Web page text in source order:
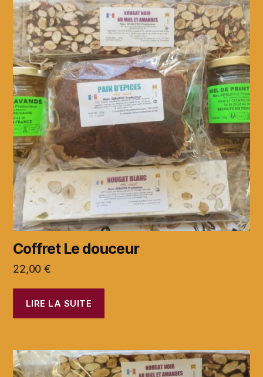
Coffret Le douceur
22,00 €
LIRE LA SUITE